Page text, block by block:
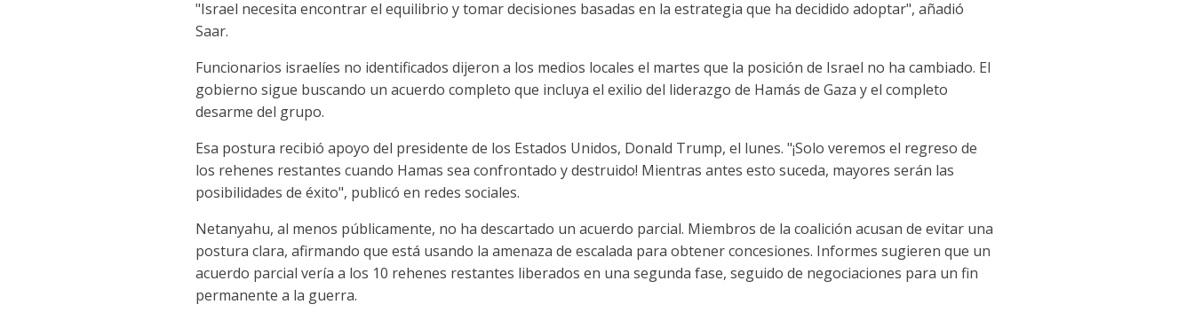
"Israel necesita encontrar el equilibrio y tomar decisiones basadas en la estrategia que ha decidido adoptar", añadió
Saar.
Funcionarios israelíes no identificados dijeron a los medios locales el martes que la posición de Israel no ha cambiado. El
gobierno sigue buscando un acuerdo completo que incluya el exilio del liderazgo de Hamás de Gaza y el completo
desarme del grupo.
Esa postura recibió apoyo del presidente de los Estados Unidos, Donald Trump, el lunes. "¡Solo veremos el regreso de
los rehenes restantes cuando Hamas sea confrontado y destruido! Mientras antes esto suceda, mayores serán las
posibilidades de éxito", publicó en redes sociales.
Netanyahu, al menos públicamente, no ha descartado un acuerdo parcial. Miembros de la coalición acusan de evitar una
postura clara, afirmando que está usando la amenaza de escalada para obtener concesiones. Informes sugieren que un
acuerdo parcial vería a los 10 rehenes restantes liberados en una segunda fase, seguido de negociaciones para un fin
permanente a la guerra.